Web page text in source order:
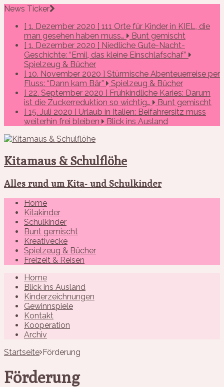
News Ticker
[ 1. Dezember 2020 ] 111 Orte für Kinder in KIEL, die
man gesehen haben muss…
Bunt gemischt
[ 1. Dezember 2020 ] Niedliche Gute-Nacht-
Geschichte: “Emil, das kleine Einschlafschaf”
Spielzeug & Bücher
[ 10. November 2020 ] Stürmische Abenteuerreise per
Fluss: “Dann kam Bär”
Spielzeug & Bücher
[ 22. September 2020 ] Frühkindliche Karies: Darum
ist die Zuckerreduktion so wichtig…
Bunt gemischt
[ 15. Juli 2020 ] Urlaub in Italien: Beifahrersitz muss
weiterhin frei bleiben
Blick ins Ausland
Kitamaus & Schulflöhe
Alles rund um Kita- und Schulkinder
Home
Kitakinder
Schulkinder
Bunt gemischt
Kreativecke
Spielzeug & Bücher
Freizeit & Reisen
Home
Blick ins Ausland
Kinderzeichnungen
Gewinnspiele
Kontakt
Kooperation
Archiv
Startseite Förderung
Förderung